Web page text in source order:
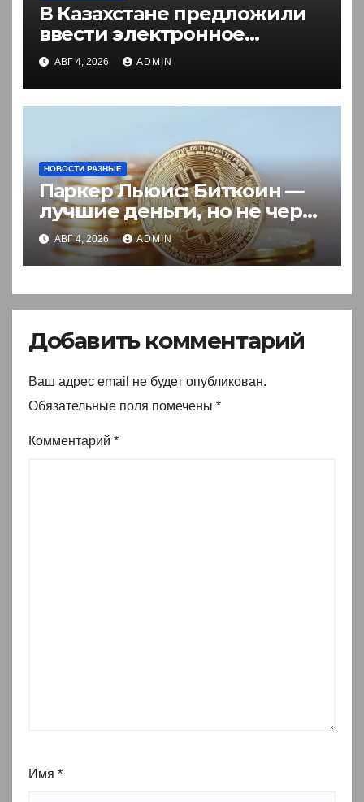
В Казахстане предложили
ввести электронное
разрешение на въезд для
иностранцев
АВГ 4, 2026 ADMIN
НОВОСТИ РАЗНЫЕ
Паркер Льюис: Биткоин —
лучшие деньги, но не через
акции
АВГ 4, 2026 ADMIN
Добавить комментарий
Ваш адрес email не будет опубликован.
Обязательные поля помечены *
Комментарий *
Имя *